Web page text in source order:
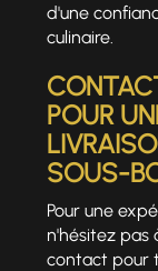
d'une
culinaire.
POUR
SOUS-
Pour une
n'hésitez pas
contact pour